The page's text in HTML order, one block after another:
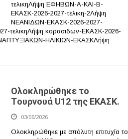
τελικηΛήψη ΕΦΗΒΩΝ-Α-ΚΑΙ-Β-
ΕΚΑΣΚ-2026-2027-τελικη-2Λήψη
ΝΕΑΝΙΔΩΝ-ΕΚΑΣΚ-2026-2027-
τελικηΛήψη κορασιδων-ΕΚΑΣΚ-2026-
ΗΛΙΚΙΩΝ-ΕΚΑΣΚΛήψη
Ολοκληρώθηκε το
Tουρνουά U12 της ΕΚΑΣΚ.
03/06/2026
Ολοκληρώθηκε με απόλυτη επιτυχία το